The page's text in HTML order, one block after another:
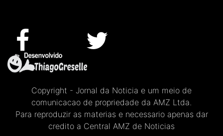
Copyright - Jornal da Noticia e um meio de
comunicacao de propriedade da AMZ Ltda.
Para reproduzir as materias e necessario apenas dar
credito a Central AMZ de Noticias